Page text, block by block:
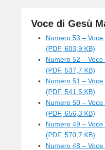
Voce di Gesù
Numero 53 –
(PDF, 603,9 KB)
Numero 52 –
(PDF, 537,7 KB)
Numero 51 –
(PDF, 541,5 KB)
Numero 50 –
(PDF, 656,3 KB)
Numero 49 –
(PDF, 570,7 KB)
Numero 48 –